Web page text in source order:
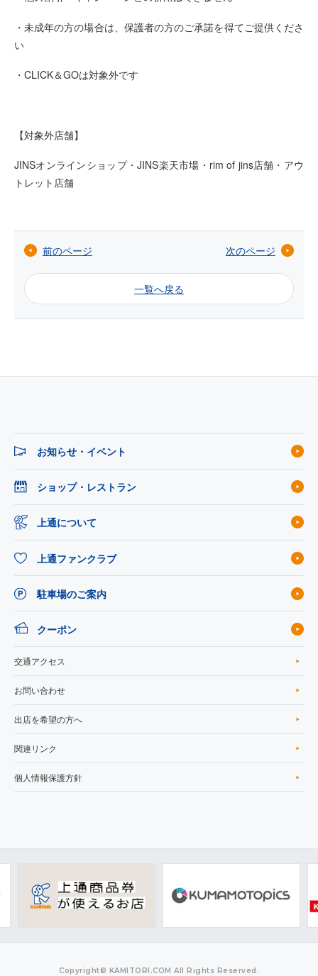
・未成年の方の場合は、保護者の方のご承諾を得てご提供くださ
い
・CLICK＆GOは対象外です
【対象外店舗】
JINSオンラインショップ・JINS楽天市場・ rim of jins店舗 ・アウ
トレット店舗
前のページ 次のページ
一覧へ戻る
お知らせ・イベント
ショップ・レストラン
上通について
上通ファンクラブ
駐車場のご案内
クーポン
交通アクセス
お問い合わせ
出店を希望の方へ
関連リンク
個人情報保護方針
Copyright© KAMITORI.COM All Rights Reserved.